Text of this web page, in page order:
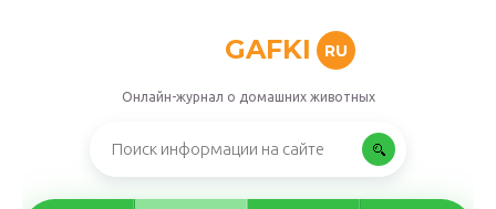
GAFKI RU
Онлайн-журнал о домашних животных